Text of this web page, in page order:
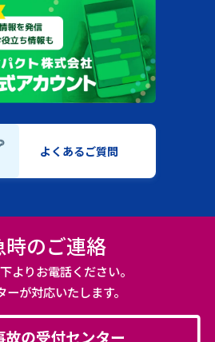
よくあるご質問
時のご連絡
よりお電話ください。
ーが対応いたします。